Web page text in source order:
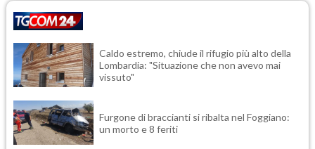
Caldo estremo, chiude il rifugio più alto della
Lombardia: "Situazione che non avevo mai
vissuto"
Furgone di braccianti si ribalta nel Foggiano:
un morto e 8 feriti